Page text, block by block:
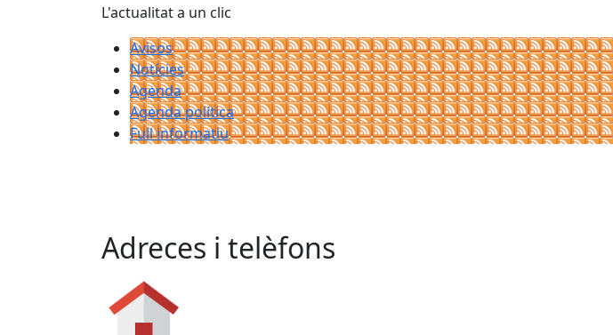
L'actualitat a un clic
Avisos
Notícies
Agenda
Agenda política
Full informatiu
Adreces i telèfons